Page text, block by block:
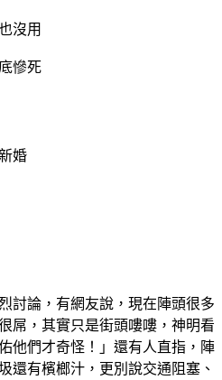
沒用
慘死
婚
討論，有網友說，現在陣頭很多
屌，其實只是街頭嘍嘍，神明看
他們才奇怪！」還有人直指，陣
還有檳榔汁，更別說交通阻塞、